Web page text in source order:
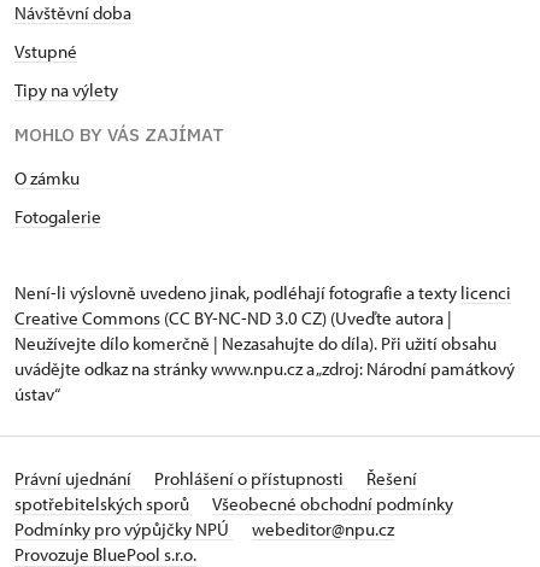
Návštěvní doba
Vstupné
Tipy na výlety
MOHLO BY VÁS ZAJÍMAT
O zámku
Fotogalerie
Není-li výslovně uvedeno jinak, podléhají fotografie a texty licenci
Creative Commons (CC BY-NC-ND 3.0 CZ) (Uveďte autora |
Neužívejte dílo komerčně | Nezasahujte do díla). Při užití obsahu
uvádějte odkaz na stránky www.npu.cz a „zdroj: Národní památkový
ústav“
Právní ujednání Prohlášení o přístupnosti
Řešení
spotřebitelských sporů
Všeobecné obchodní podmínky
Podmínky pro výpůjčky NPÚ
webeditor@npu.cz
Provozuje BluePool s.r.o.